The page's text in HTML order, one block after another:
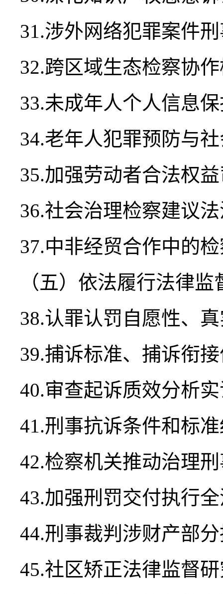
31.涉外网络犯罪案件
32.跨区域生态检察协
33.未成年人个人信息
34.老年人犯罪预防与
35.加强劳动者合法权
36.社会治理检察建议
37.中非经贸合作中的
（五）依法履行法律
38.认罪认罚自愿性、
39.捕诉标准、捕诉衔
40.审查起诉质效分析
41.刑事抗诉条件和标
42.检察机关推动治理
43.加强刑罚交付执行
44.刑事裁判涉财产部
45.社区矫正法律监督